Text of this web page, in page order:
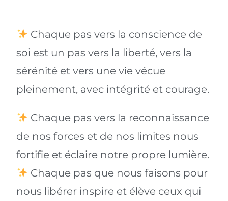
Chaque pas vers la conscience de
soi est un pas vers la liberté, vers la
sérénité et vers une vie vécue
pleinement, avec intégrité et courage.
Chaque pas vers la reconnaissance
de nos forces et de nos limites nous
fortifie et éclaire notre propre lumière.
Chaque pas que nous faisons pour
nous libérer inspire et élève ceux qui